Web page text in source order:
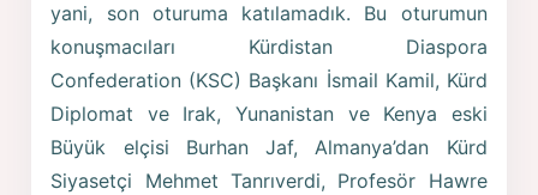
yani, son oturuma katılamadık. Bu oturumun
konuşmacıları Kürdistan Diaspora
Confederation (KSC) Başkanı İsmail Kamil, Kürd
Diplomat ve Irak, Yunanistan ve Kenya eski
Büyük elçisi Burhan Jaf, Almanya’dan Kürd
Siyasetçi Mehmet Tanrıverdi, Profesör Hawre